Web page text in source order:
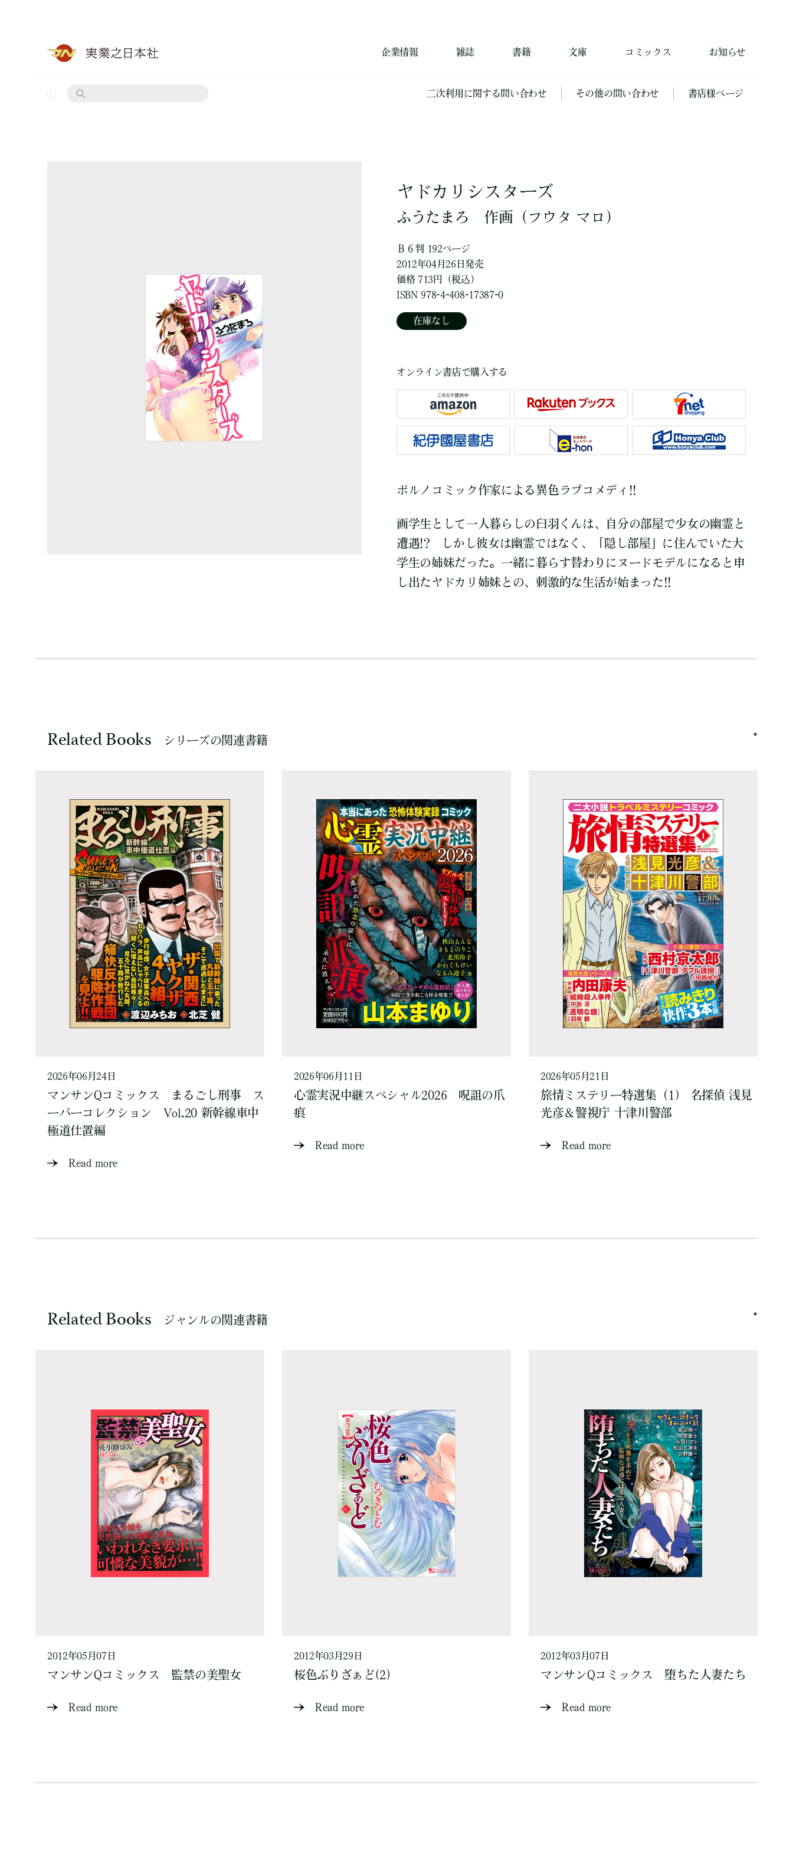
企業情報 雑誌 書籍 文庫 コミックス お知らせ
二次利用に関する問い合わせ その他の問い合わせ 書店様ページ
ヤドカリシスターズ
ふうたまろ 作画 （フウタ マロ）
Ｂ６判 192ページ
2012年04月26日発売
価格 713円（税込）
ISBN 978-4-408-17387-0
在庫なし
オンライン書店で購入する
ポルノコミック作家による異色ラブコメディ!!
画学生として一人暮らしの臼羽くんは、自分の部屋で少女の幽霊と
遭遇!? しかし彼女は幽霊ではなく、「隠し部屋」に住んでいた大
学生の姉妹だった。一緒に暮らす替わりにヌードモデルになると申
し出たヤドカリ姉妹との、刺激的な生活が始まった!!
Related Books シリーズの関連書籍
2026年06月24日
マンサンQコミックス まるごし刑事 ス
ーパーコレクション Vol.20 新幹線車中
極道仕置編
Read more
2026年06月11日
心霊実況中継スペシャル2026 呪詛の爪
痕
Read more
2026年05月21日
旅情ミステリー特選集（1） 名探偵 浅見
光彦＆警視庁 十津川警部
Read more
Related Books ジャンルの関連書籍
2012年05月07日
マンサンQコミックス 監禁の美聖女
Read more
2012年03月29日
桜色ぶりざぁど(2)
Read more
2012年03月07日
マンサンQコミックス 堕ちた人妻たち
Read more